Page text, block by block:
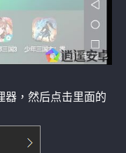
器，然后点击里面的